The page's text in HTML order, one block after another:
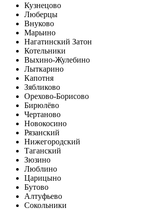
Кузнецово
Люберцы
Внуково
Марьино
Нагатинский Затон
Котельники
Выхино-Жулебино
Лыткарино
Капотня
Зябликово
Орехово-Борисово
Бирюлёво
Чертаново
Новокосино
Рязанский
Нижегородский
Таганский
Зюзино
Люблино
Царицыно
Бутово
Алтуфьево
Сокольники